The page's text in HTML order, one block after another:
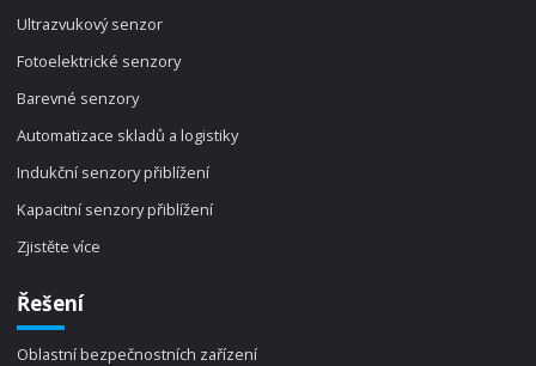
Ultrazvukový senzor
Fotoelektrické senzory
Barevné senzory
Automatizace skladů a logistiky
Indukční senzory přiblížení
Kapacitní senzory přiblížení
Zjistěte více
Řešení
Oblastní bezpečnostních zařízení